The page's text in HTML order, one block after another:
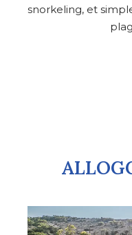
snorkeling, et